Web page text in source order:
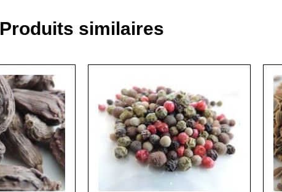
Produits similaires